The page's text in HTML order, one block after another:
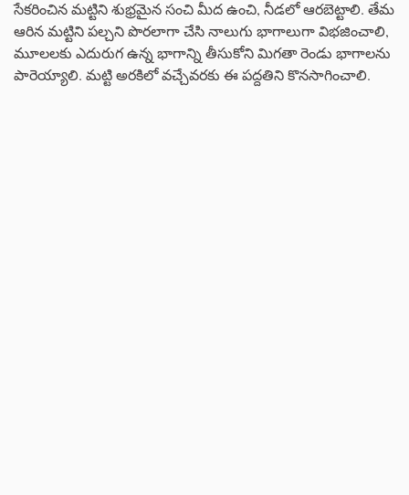
సేకరించిన మట్టిని శుభ్రమైన సంచి మీద ఉంచి, నీడలో ఆరబెట్టాలి. తేమ
ఆరిన మట్టిని పల్చని పొరలాగా చేసి నాలుగు భాగాలుగా విభజించాలి,
మూలలకు ఎదురుగ ఉన్న భాగాన్ని తీసుకోని మిగతా రెండు భాగాలను
పారెయ్యాలి. మట్టి అరకిలో వచ్చేవరకు ఈ పద్దతిని కొనసాగించాలి.